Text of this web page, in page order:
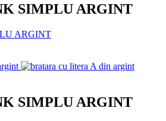
SIMPLU ARGINT
ARGINT
SIMPLU ARGINT